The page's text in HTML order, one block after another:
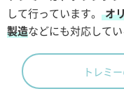
して行っています。
オ
製造などにも対応して
トレミ